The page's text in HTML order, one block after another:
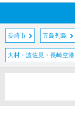
長崎市 五島列島
大村・波佐見・長崎空港